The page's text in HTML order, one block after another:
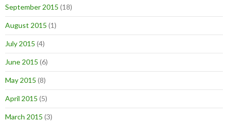
September 2015 (18)
August 2015 (1)
July 2015 (4)
June 2015 (6)
May 2015 (8)
April 2015 (5)
March 2015 (3)